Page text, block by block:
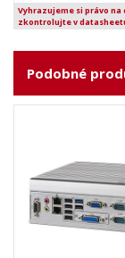
Vyhrazujeme si právo na
zkontrolujte v
Podobné